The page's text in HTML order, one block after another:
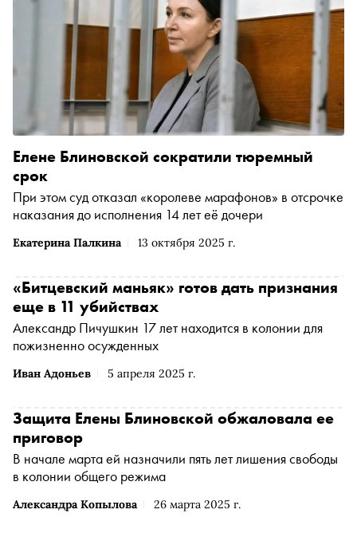
Екатерина Палкина 13 октября 2025 г.
Елене Блиновской сократили тюремный
срок
При этом суд отказал «королеве марафонов» в отсрочке
наказания до исполнения 14 лет её дочери
Иван Адоньев 5 апреля 2025 г.
«Битцевский маньяк» готов дать признания
еще в 11 убийствах
Александр Пичушкин 17 лет находится в колонии для
пожизненно осужденных
Александра Копылова 26 марта 2025 г.
Защита Елены Блиновской обжаловала ее
приговор
В начале марта ей назначили пять лет лишения свободы
в колонии общего режима